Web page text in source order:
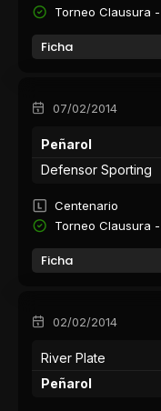
Torneo Clausura
Ficha
07/02/2014
Peñarol
Defensor Sporting
Centenario
Torneo Clausura
Ficha
02/02/2014
River Plate
Peñarol